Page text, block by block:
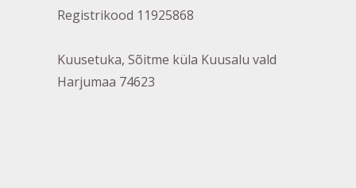
Registrikood 11925868
Kuusetuka, Sõitme küla Kuusalu vald
Harjumaa 74623